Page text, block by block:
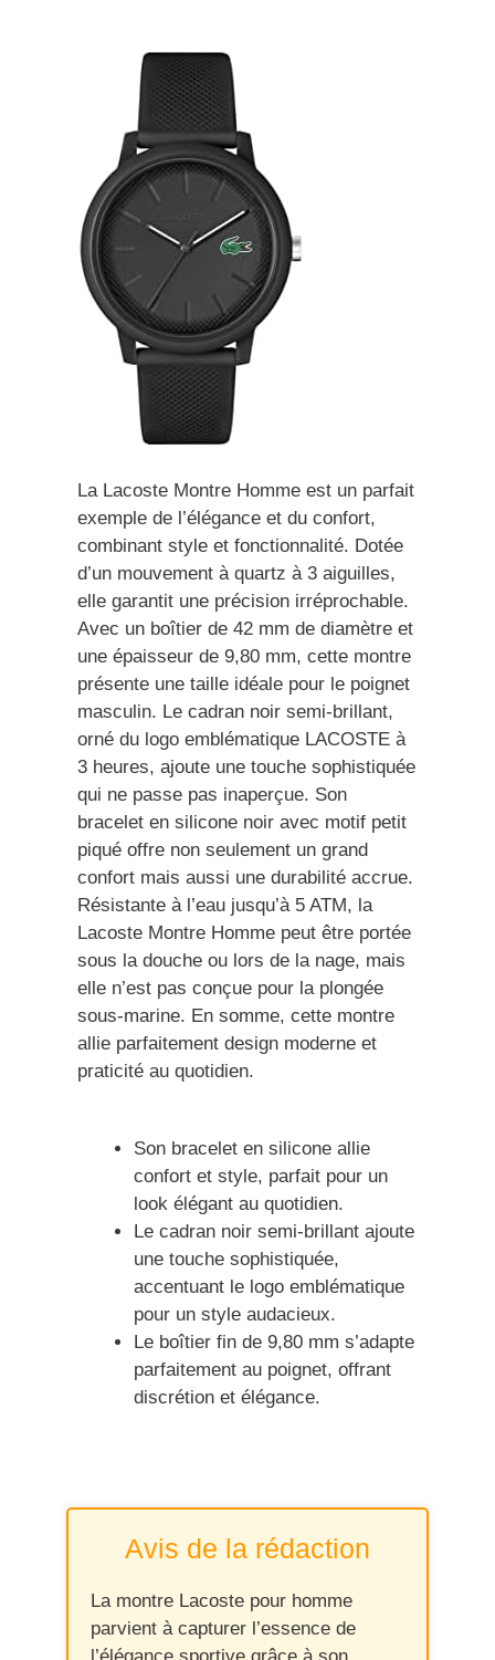
La Lacoste Montre Homme est un parfait
exemple de l’élégance et du confort,
combinant style et fonctionnalité. Dotée
d’un mouvement à quartz à 3 aiguilles,
elle garantit une précision irréprochable.
Avec un boîtier de 42 mm de diamètre et
une épaisseur de 9,80 mm, cette montre
présente une taille idéale pour le poignet
masculin. Le cadran noir semi-brillant,
orné du logo emblématique LACOSTE à
3 heures, ajoute une touche sophistiquée
qui ne passe pas inaperçue. Son
bracelet en silicone noir avec motif petit
piqué offre non seulement un grand
confort mais aussi une durabilité accrue.
Résistante à l’eau jusqu’à 5 ATM, la
Lacoste Montre Homme peut être portée
sous la douche ou lors de la nage, mais
elle n’est pas conçue pour la plongée
sous-marine. En somme, cette montre
allie parfaitement design moderne et
praticité au quotidien.
Son bracelet en silicone allie
confort et style, parfait pour un
look élégant au quotidien.
Le cadran noir semi-brillant ajoute
une touche sophistiquée,
accentuant le logo emblématique
pour un style audacieux.
Le boîtier fin de 9,80 mm s’adapte
parfaitement au poignet, offrant
discrétion et élégance.
Avis de la rédaction
La montre Lacoste pour homme
parvient à capturer l’essence de
l’élégance sportive grâce à son